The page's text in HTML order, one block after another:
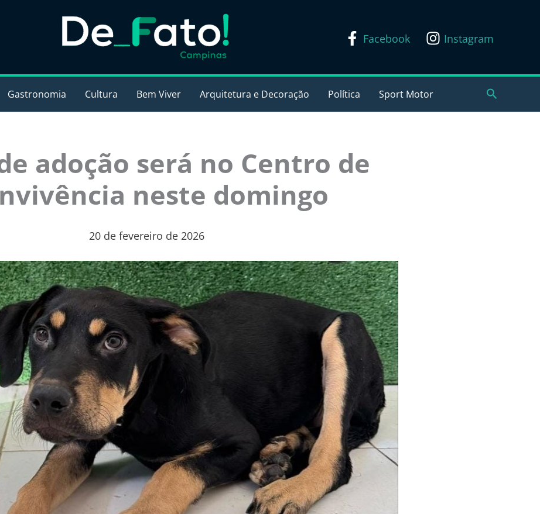
Facebook Instagram
Gastronomia Cultura Bem Viver Arquitetura e Decoração Política Sport Motor Pesquisar
adoção será no Centro de
neste domingo
20 de fevereiro de 2026